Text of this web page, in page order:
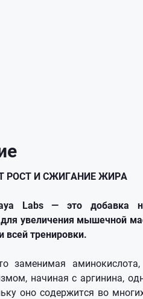
РОСТ И СЖИГАНИЕ ЖИРА
Labs — это добавка
для увеличения мышечной
всей тренировки.
заменимая
начиная с аргинина,
оно содержится во